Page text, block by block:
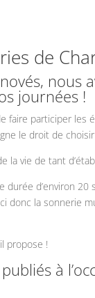
de
journées !
faire participer
le droit de
la vie de tant
d’environ
la sonnerie
propose !
à